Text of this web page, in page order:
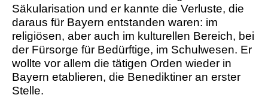
Säkularisation und er kannte die Verluste, die
daraus für Bayern entstanden waren: im
religiösen, aber auch im kulturellen Bereich, bei
der Fürsorge für Bedürftige, im Schulwesen. Er
wollte vor allem die tätigen Orden wieder in
Bayern etablieren, die Benediktiner an erster
Stelle.